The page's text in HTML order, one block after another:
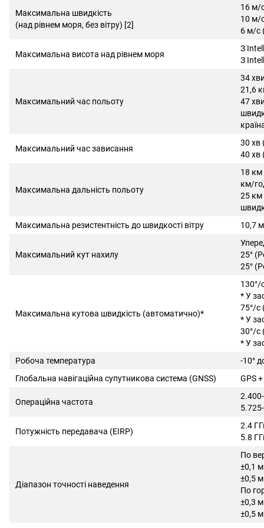
Максимальна швидкість
(над рівнем моря, без вітру) [2]
16 м/
10 м/
6 м/с
Максимальна висота над рівнем моря
З
З
Максимальний час польоту
34
21,6
47
Максимальний час зависання
30 хв
40 хв
Максимальна дальність польоту
18 км
км/
25 км
Максимальна резистентність до швидкості вітру
10,7
Максимальний кут нахилу
25°
25°
Максимальна кутова швидкість (автоматично)*
130°/
* У
75°/с
* У
30°/с
* У
Робоча температура
-10°
Глобальна навігаційна супутникова система (GNSS)
GPS
Операційна частота
Потужність передавача (EIRP)
2.4
5.8
Діапазон точності наведення
По
±0,1
±0,5
По
±0,3
±0,5